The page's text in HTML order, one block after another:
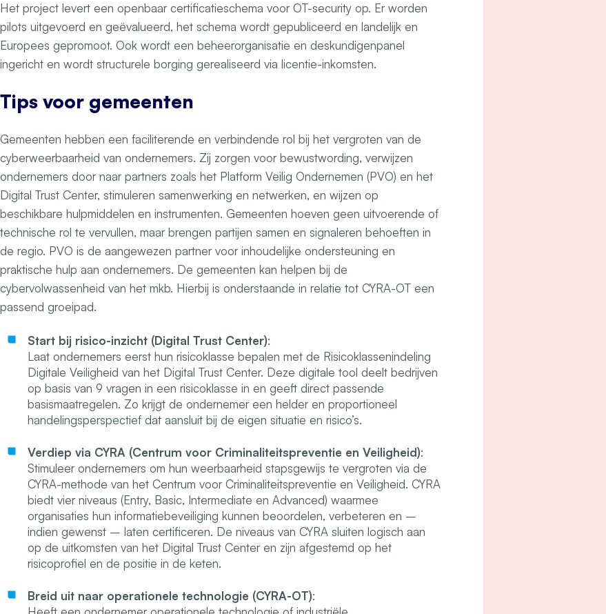
Het project levert een openbaar certificatieschema voor OT-security op. Er worden
pilots uitgevoerd en geëvalueerd, het schema wordt gepubliceerd en landelijk en
Europees gepromoot. Ook wordt een beheerorganisatie en deskundigenpanel
ingericht en wordt structurele borging gerealiseerd via licentie-inkomsten.
Tips voor gemeenten
Gemeenten hebben een faciliterende en verbindende rol bij het vergroten van de
cyberweerbaarheid van ondernemers. Zij zorgen voor bewustwording, verwijzen
ondernemers door naar partners zoals het Platform Veilig Ondernemen (PVO) en het
Digital Trust Center, stimuleren samenwerking en netwerken, en wijzen op
beschikbare hulpmiddelen en instrumenten. Gemeenten hoeven geen uitvoerende of
technische rol te vervullen, maar brengen partijen samen en signaleren behoeften in
de regio. PVO is de aangewezen partner voor inhoudelijke ondersteuning en
praktische hulp aan ondernemers. De gemeenten kan helpen bij de
cybervolwassenheid van het mkb. Hierbij is onderstaande in relatie tot CYRA-OT een
passend groeipad.
Start bij risico-inzicht (Digital Trust Center):
Laat ondernemers eerst hun risicoklasse bepalen met de Risicoklassenindeling
Digitale Veiligheid van het Digital Trust Center. Deze digitale tool deelt bedrijven
op basis van 9 vragen in een risicoklasse in en geeft direct passende
basismaatregelen. Zo krijgt de ondernemer een helder en proportioneel
handelingsperspectief dat aansluit bij de eigen situatie en risico’s.
Verdiep via CYRA (Centrum voor Criminaliteitspreventie en Veiligheid):
Stimuleer ondernemers om hun weerbaarheid stapsgewijs te vergroten via de
CYRA-methode van het Centrum voor Criminaliteitspreventie en Veiligheid. CYRA
biedt vier niveaus (Entry, Basic, Intermediate en Advanced) waarmee
organisaties hun informatiebeveiliging kunnen beoordelen, verbeteren en –
indien gewenst – laten certificeren. De niveaus van CYRA sluiten logisch aan
op de uitkomsten van het Digital Trust Center en zijn afgestemd op het
risicoprofiel en de positie in de keten.
Breid uit naar operationele technologie (CYRA-OT):